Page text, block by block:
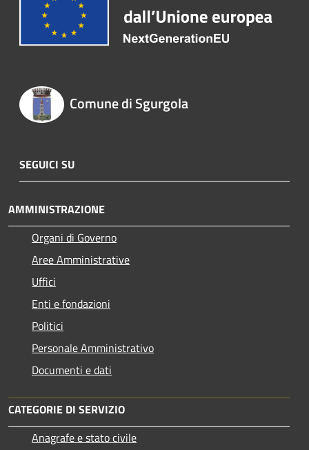
Comune di Sgurgola
SEGUICI SU
AMMINISTRAZIONE
Organi di Governo
Aree Amministrative
Uffici
Enti e fondazioni
Politici
Personale Amministrativo
Documenti e dati
CATEGORIE DI SERVIZIO
Anagrafe e stato civile